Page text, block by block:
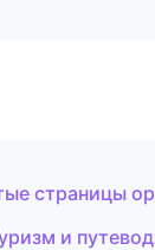
страницы
и